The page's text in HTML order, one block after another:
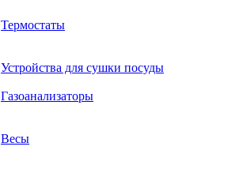
Термостаты
Устройства для сушки посуды
Газоанализаторы
Весы